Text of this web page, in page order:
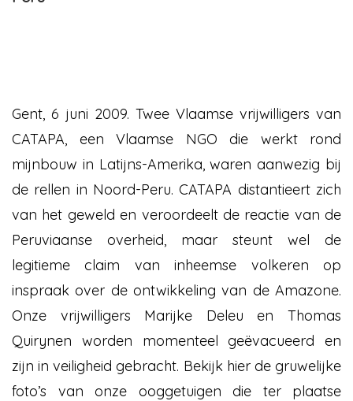
Gent, 6 juni 2009. Twee Vlaamse vrijwilligers van
CATAPA, een Vlaamse NGO die werkt rond
mijnbouw in Latijns-Amerika, waren aanwezig bij
de rellen in Noord-Peru. CATAPA distantieert zich
van het geweld en veroordeelt de reactie van de
Peruviaanse overheid, maar steunt wel de
legitieme claim van inheemse volkeren op
inspraak over de ontwikkeling van de Amazone.
Onze vrijwilligers Marijke Deleu en Thomas
Quirynen worden momenteel geëvacueerd en
zijn in veiligheid gebracht. Bekijk hier de gruwelijke
foto’s van onze ooggetuigen die ter plaatse